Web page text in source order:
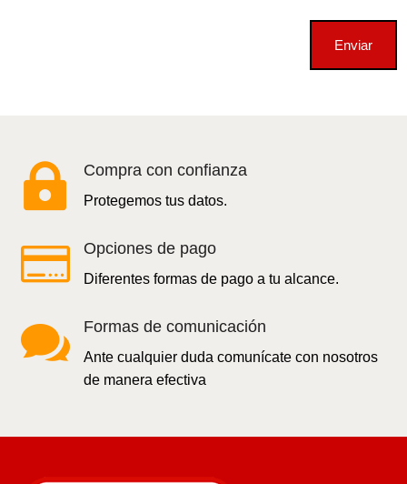
Enviar
 Compra con confianza
Protegemos tus datos.
 Opciones de pago
Diferentes formas de pago a tu alcance.
 Formas de comunicación
Ante cualquier duda comunícate con nosotros
de manera efectiva